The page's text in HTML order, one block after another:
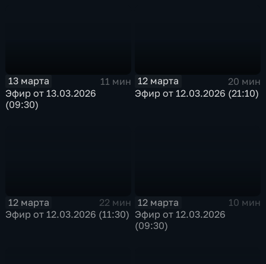
13 марта
11 мин
Эфир от 13.03.2026
(09:30)
12 марта
20 мин
Эфир от 12.03.2026 (21:10)
12 марта
22 мин
Эфир от 12.03.2026 (11:30)
12 марта
10 мин
Эфир от 12.03.2026
(09:30)